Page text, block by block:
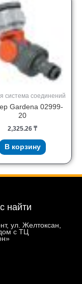
система соединений
Gardena 02999-
20
2,325.26 ₸
В корзину
найти
ул. Желтоксан,
с ТЦ